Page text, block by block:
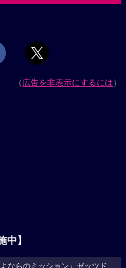
（広告を非表示にするには）
中】